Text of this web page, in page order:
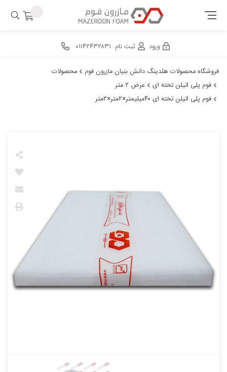
ورود ثبت نام ۰۱۱۴۲۴۳۲۸۳۱
فروشگاه محصولات هلدینگ دانش بنیان مازرون فوم
محصولات
فوم پلی اتیلن تخته ای
عرض ۲ متر
فوم پلی اتیلن تخته ای ۴۰میلیمتر×۲متر×۲متر